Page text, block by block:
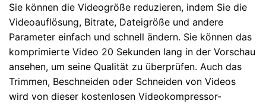
Sie können die Videogröße reduzieren, indem Sie die
Videoauflösung, Bitrate, Dateigröße und andere
Parameter einfach und schnell ändern. Sie können das
komprimierte Video 20 Sekunden lang in der Vorschau
ansehen, um seine Qualität zu überprüfen. Auch das
Trimmen, Beschneiden oder Schneiden von Videos
wird von dieser kostenlosen Videokompressor-